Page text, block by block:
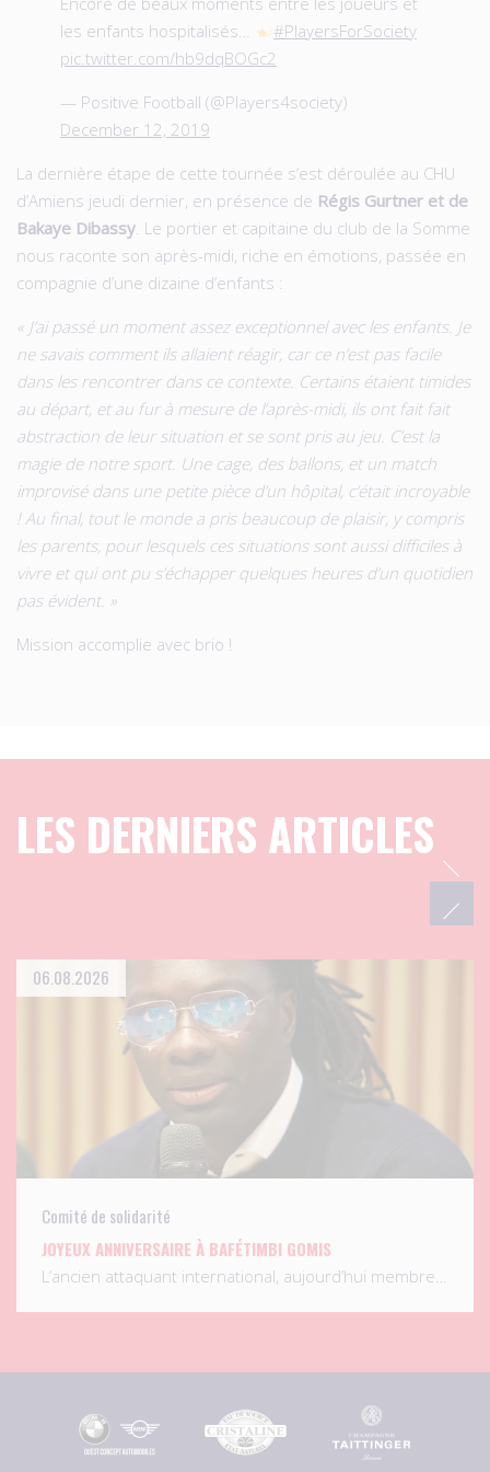
les enfants hospitalisés…
#PlayersForSociety
pic.twitter.com/hb9dqBOGc2
— Positive Football (@Players4society)
December 12, 2019
La dernière étape de cette tournée s’est déroulée au CHU
d’Amiens jeudi dernier, en présence de Régis Gurtner et de
Bakaye Dibassy . Le portier et capitaine du club de la Somme
nous raconte son après-midi, riche en émotions, passée en
compagnie d’une dizaine d’enfants :
« J’ai passé un moment assez exceptionnel avec les enfants. Je
ne savais comment ils allaient réagir, car ce n’est pas facile
dans les rencontrer dans ce contexte. Certains étaient timides
au départ, et au fur à mesure de l’après-midi, ils ont fait fait
abstraction de leur situation et se sont pris au jeu. C’est la
magie de notre sport. Une cage, des ballons, et un match
improvisé dans une petite pièce d’un hôpital, c’était incroyable
! Au final, tout le monde a pris beaucoup de plaisir, y compris
les parents, pour lesquels ces situations sont aussi difficiles à
vivre et qui ont pu s’échapper quelques heures d’un quotidien
pas évident. »
Mission accomplie avec brio !
LES DERNIERS ARTICLES
06.08.2026
Comité de solidarité
JOYEUX ANNIVERSAIRE À BAFÉTIMBI GOMIS
L’ancien attaquant international, aujourd’hui membre…